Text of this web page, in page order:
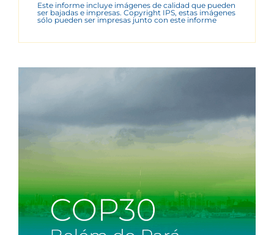
Este informe incluye imágenes de calidad que pueden
ser bajadas e impresas. Copyright IPS, estas imágenes
sólo pueden ser impresas junto con este informe